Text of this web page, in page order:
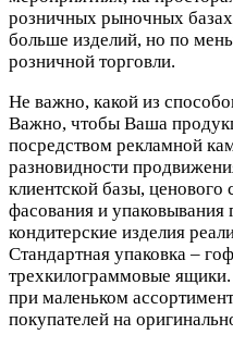
розничных рыночных
больше изделий, но по
розничной торговли.
Не важно, какой из
Важно, чтобы Ваша
посредством рекламной
разновидности
клиентской базы, ценового
фасования и
кондитерские изделия
Стандартная упаковка –
трехкилограммовые
при маленьком
покупателей на